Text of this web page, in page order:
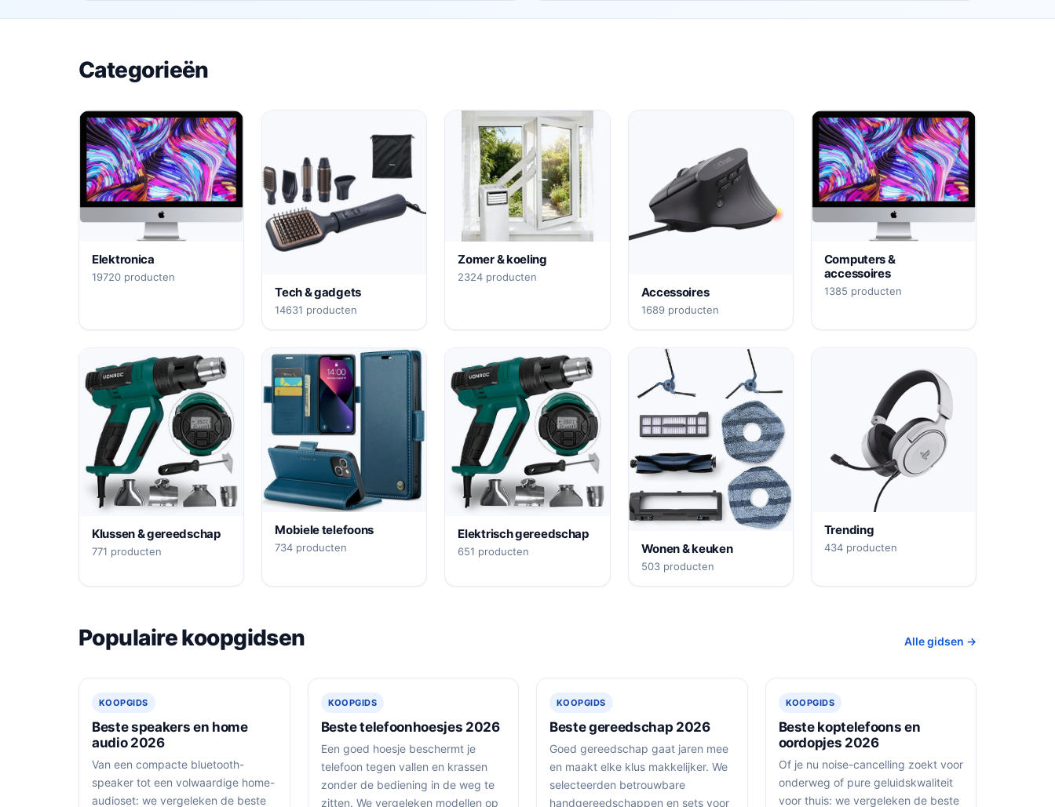
Categorieën
Elektronica
19720 producten
Tech & gadgets
14631 producten
Zomer & koeling
2324 producten
Accessoires
1689 producten
Computers &
accessoires
1385 producten
Klussen & gereedschap
771 producten
Mobiele telefoons
734 producten
Elektrisch gereedschap
651 producten Wonen & keuken
503 producten
Trending
434 producten
Populaire koopgidsen Alle gidsen →
KOOPGIDS
Beste speakers en home
audio 2026
Van een compacte bluetooth-
speaker tot een volwaardige home-
audioset: we vergeleken de beste
KOOPGIDS
Beste telefoonhoesjes 2026
Een goed hoesje beschermt je
telefoon tegen vallen en krassen
zonder de bediening in de weg te
zitten. We vergeleken modellen op
KOOPGIDS
Beste gereedschap 2026
Goed gereedschap gaat jaren mee
en maakt elke klus makkelijker. We
selecteerden betrouwbare
handgereedschappen en sets voor
KOOPGIDS
Beste koptelefoons en
oordopjes 2026
Of je nu noise-cancelling zoekt voor
onderweg of pure geluidskwaliteit
voor thuis: we vergeleken de beste